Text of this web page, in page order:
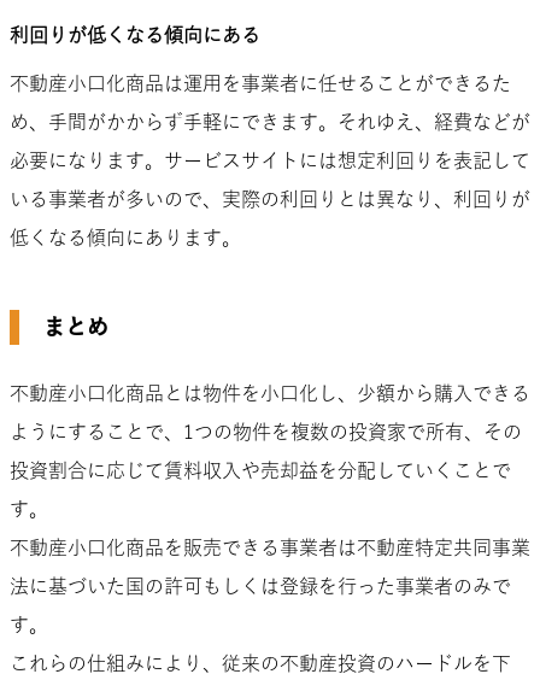
利回りが低くなる傾向にある
不動産小口化商品は運用を事業者に任せることができるた
め、手間がかからず手軽にできます。それゆえ、経費などが
必要になります。サービスサイトには想定利回りを表記して
いる事業者が多いので、実際の利回りとは異なり、利回りが
低くなる傾向にあります。
まとめ
不動産小口化商品とは物件を小口化し、少額から購入できる
ようにすることで、1つの物件を複数の投資家で所有、その
投資割合に応じて賃料収入や売却益を分配していくことで
す。
不動産小口化商品を販売できる事業者は不動産特定共同事業
法に基づいた国の許可もしくは登録を行った事業者のみで
す。
これらの仕組みにより、従来の不動産投資のハードルを下